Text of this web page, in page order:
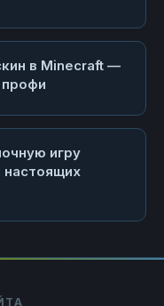
в Minecraft —
профи
игру
настоящих